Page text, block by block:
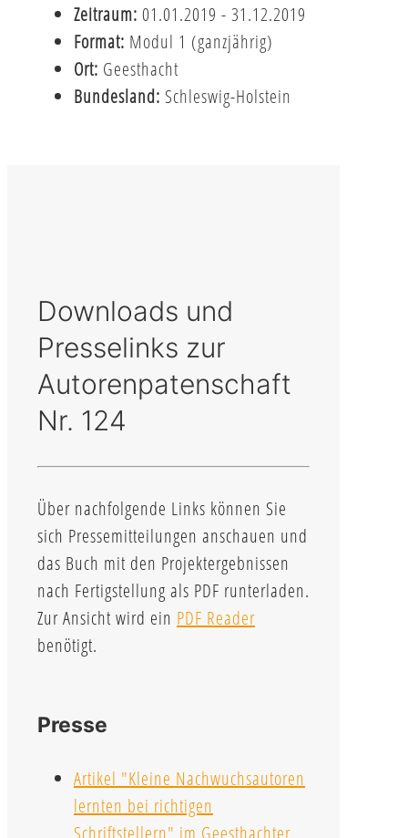
Zeitraum: 01.01.2019 - 31.12.2019
Format: Modul 1 (ganzjährig)
Ort: Geesthacht
Bundesland: Schleswig-Holstein
Downloads und
Presselinks zur
Autorenpatenschaft
Nr. 124
Über nachfolgende Links können Sie
sich Pressemitteilungen anschauen und
das Buch mit den Projektergebnissen
nach Fertigstellung als PDF runterladen.
Zur Ansicht wird ein PDF Reader
benötigt.
Presse
Artikel "Kleine Nachwuchsautoren
lernten bei richtigen
Schriftstellern" im Geesthachter